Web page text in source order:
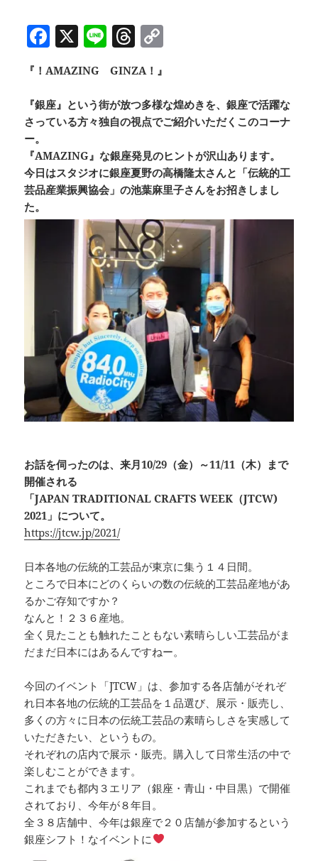
F
a
c
e
b
o
o
k
X Li
n
e
T
h
re
a
d
s
y
Li
n
k
『！AMAZING GINZA！』
『銀座』という街が放つ多様な煌めきを、銀座で活躍な
さっている方々独自の視点でご紹介いただくこのコーナ
ー。
『AMAZING』な銀座発見のヒントが沢山あります。
今日はスタジオに銀座夏野の高橋隆太さんと「伝統的工
芸品産業振興協会」の池葉麻里子さんをお招きしまし
た。
お話を伺ったのは、来月10/29（金）～11/11（木）まで
開催される
「JAPAN TRADITIONAL CRAFTS WEEK（JTCW)
2021」について。
https://jtcw.jp/2021/
日本各地の伝統的工芸品が東京に集う１４日間。
ところで日本にどのくらいの数の伝統的工芸品産地があ
るかご存知ですか？
なんと！２３６産地。
全く見たことも触れたこともない素晴らしい工芸品がま
だまだ日本にはあるんですねー。
今回のイベント「JTCW」は、参加する各店舗がそれぞ
れ日本各地の伝統的工芸品を１品選び、展示・販売し、
多くの方々に日本の伝統工芸品の素晴らしさを実感して
いただきたい、というもの。
それぞれの店内で展示・販売。購入して日常生活の中で
楽しむことができます。
これまでも都内３エリア（銀座・青山・中目黒）で開催
されており、今年が８年目。
全３８店舗中、今年は銀座で２０店舗が参加するという
銀座シフト！なイベントに